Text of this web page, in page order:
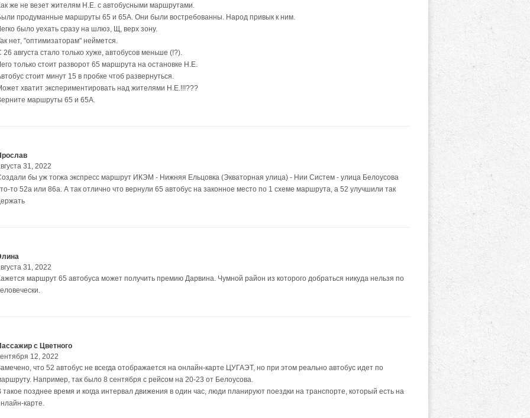
же не везет жителям Н.Е. с автобусными маршрутами.
продуманные маршруты 65 и 65А. Они были востребованны. Народ привык к ним.
было уехать сразу на шлюз, Щ, верх зону.
нет, "оптимизаторам" неймется.
26 августа стало только хуже, автобусов меньше (!?).
только стоит разворот 65 маршрута на остановке Н.Е.
стоит минут 15 в пробке чтоб развернуться.
хватит экспериментировать над жителями Н.Е.!!!???
маршруты 65 и 65А.
31, 2022
бы уж тогжа экспресс маршрут ИКЭМ - Нижняя Ельцовка (Экваторная улица) - Нии Систем - улица Белоусова
то 52а или 86а. А так отлично что вернули 65 автобус на законное место по 1 схеме маршрута, а 52 улучшили так
31, 2022
маршрут 65 автобуса может получить премию Дарвина. Чумной район из которого добраться никуда нельзя по
с Цветного
12, 2022
что 52 автобус не всегда отображается на онлайн-карте ЦУГАЭТ, но при этом реально автобус идет по
Например, так было 8 сентября с рейсом на 20-23 от Белоусова.
такое позднее время и когда интервал движения в один час, люди планируют поездки на транспорте, который есть на
карте.